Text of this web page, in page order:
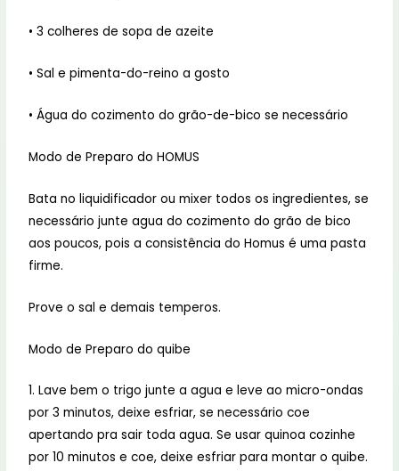
• 3 colheres de sopa de azeite
• Sal e pimenta-do-reino a gosto
• Água do cozimento do grão-de-bico se necessário
Modo de Preparo do HOMUS
Bata no liquidificador ou mixer todos os ingredientes, se
necessário junte agua do cozimento do grão de bico
aos poucos, pois a consistência do Homus é uma pasta
firme.
Prove o sal e demais temperos.
Modo de Preparo do quibe
1. Lave bem o trigo junte a agua e leve ao micro-ondas
por 3 minutos, deixe esfriar, se necessário coe
apertando pra sair toda agua. Se usar quinoa cozinhe
por 10 minutos e coe, deixe esfriar para montar o quibe.